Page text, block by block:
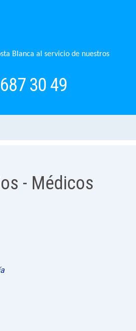
Blanca al servicio de nuestros
30 49
- Médicos